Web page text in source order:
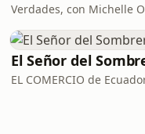
El Señor del
EL COMERCIO de